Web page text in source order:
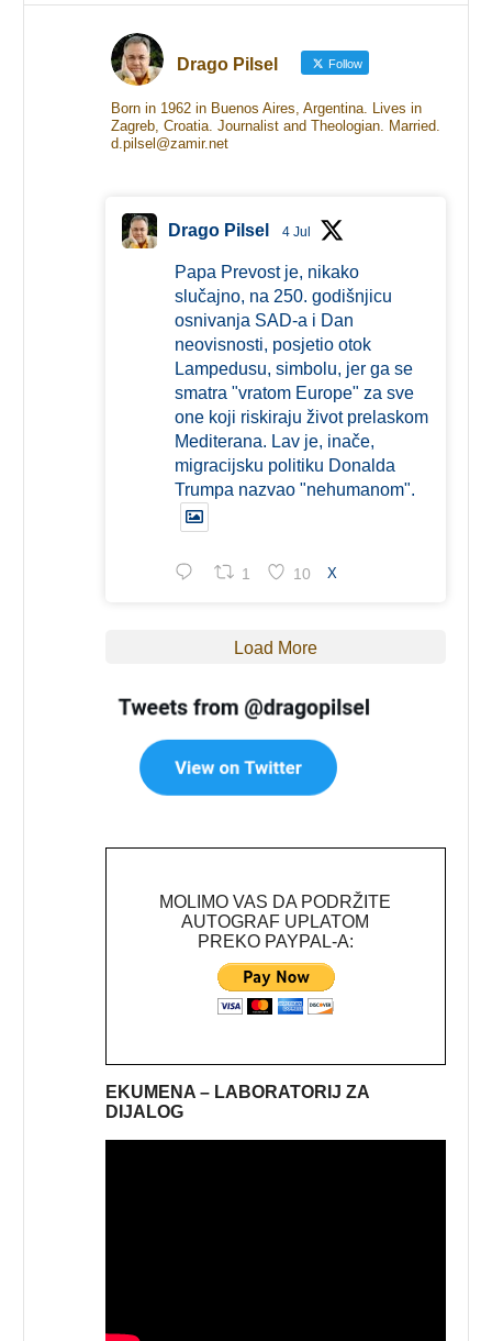
Drago Pilsel Follow
Born in 1962 in Buenos Aires, Argentina. Lives in
Zagreb, Croatia. Journalist and Theologian. Married.
d.pilsel@zamir.net
Drago Pilsel 4 Jul
Papa Prevost je, nikako
slučajno, na 250. godišnjicu
osnivanja SAD-a i Dan
neovisnosti, posjetio otok
Lampedusu, simbolu, jer ga se
smatra "vratom Europe" za sve
one koji riskiraju život prelaskom
Mediterana. Lav je, inače,
migracijsku politiku Donalda
Trumpa nazvao "nehumanom".
1 10 X
Load More
MOLIMO VAS DA PODRŽITE
AUTOGRAF UPLATOM
PREKO PAYPAL-A:
EKUMENA – LABORATORIJ ZA
DIJALOG